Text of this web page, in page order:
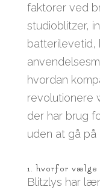
faktorer ved
studioblitzer,
batterilevetid,
hvordan
revolutionere
der har brug
uden at gå på
1. hvorfor
Blitzlys har